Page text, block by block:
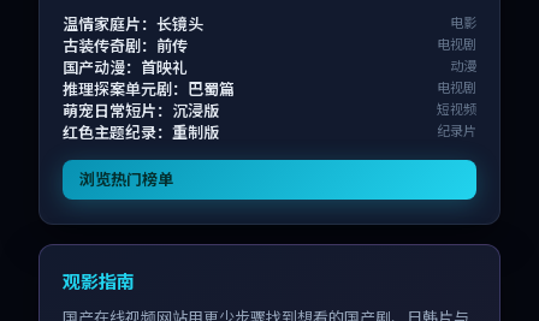
温情家庭片：长镜头
电影
古装传奇剧：前传 电视剧
国产动漫：首映礼 动漫
推理探案单元剧：巴蜀篇 电视剧
萌宠日常短片：沉浸版 短视频
红色主题纪录：重制版 纪录片
浏览热门榜单
观影指南